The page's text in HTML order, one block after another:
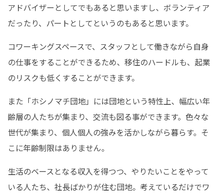
アドバイザーとしてでもあると思いますし、ボランティア
だったり、パートとしてというのもあると思います。
コワーキングスペースで、スタッフとして働きながら自身
の仕事をすることができるため、移住のハードルも、起業
のリスクも低くすることができます。
また「ホシノマチ団地」には団地という特性上、幅広い年
齢層の人たちが集まり、交流も図る事ができます。色々な
世代が集まり、個人個人の強みを活かしながら暮らす。そ
こに年齢制限はありません。
生活のベースとなる収入を得つつ、やりたいことをやって
いる人たち、社長ばかりが住む団地。考えているだけでワ